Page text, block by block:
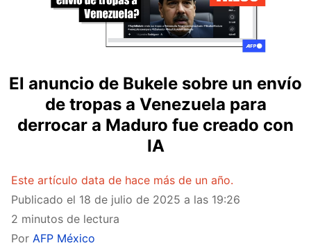
El anuncio de Bukele sobre un envío
de tropas a Venezuela para
derrocar a Maduro fue creado con
IA
Este artículo data de hace más de un año.
Publicado el 18 de julio de 2025 a las 19:26
2 minutos de lectura
Por AFP México